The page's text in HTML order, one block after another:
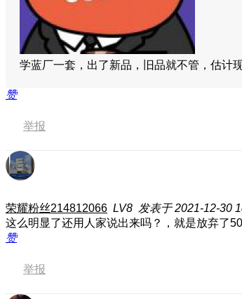
学蓝厂一套，出了新品，旧品就不管，估计
赞
举报
荣耀粉丝214812066 LV8 发表于 2021-12-30
这么明显了还用人家说出来吗？，就是放弃了
赞
举报